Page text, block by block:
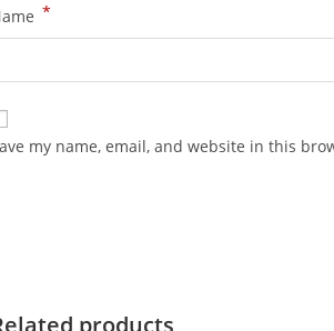
*
my name, email, and website in this
products